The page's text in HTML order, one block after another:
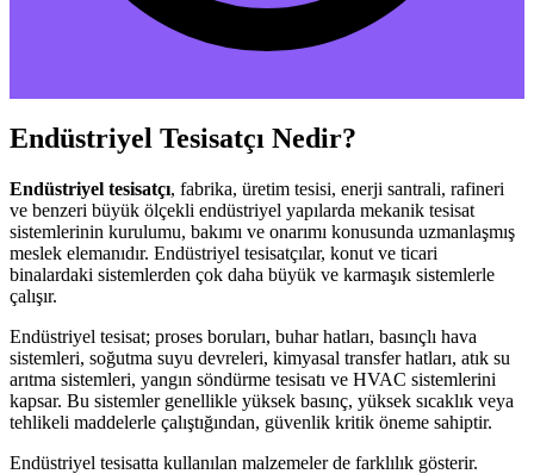
Endüstriyel Tesisatçı Nedir?
Endüstriyel tesisatçı, fabrika, üretim tesisi, enerji santrali, rafineri
ve benzeri büyük ölçekli endüstriyel yapılarda mekanik tesisat
sistemlerinin kurulumu, bakımı ve onarımı konusunda uzmanlaşmış
meslek elemanıdır. Endüstriyel tesisatçılar, konut ve ticari
binalardaki sistemlerden çok daha büyük ve karmaşık sistemlerle
çalışır.
Endüstriyel tesisat; proses boruları, buhar hatları, basınçlı hava
sistemleri, soğutma suyu devreleri, kimyasal transfer hatları, atık su
arıtma sistemleri, yangın söndürme tesisatı ve HVAC sistemlerini
kapsar. Bu sistemler genellikle yüksek basınç, yüksek sıcaklık veya
tehlikeli maddelerle çalıştığından, güvenlik kritik öneme sahiptir.
Endüstriyel tesisatta kullanılan malzemeler de farklılık gösterir.